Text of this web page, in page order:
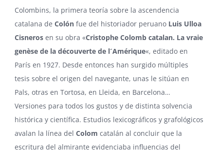
Colombins, la primera teoría sobre la ascendencia
catalana de Colón fue del historiador peruano Luis Ulloa
Cisneros en su obra «Cristophe Colomb catalan. La vraie
genèse de la découverte de l´Amérique«, editado en
París en 1927. Desde entonces han surgido múltiples
tesis sobre el origen del navegante, unas le sitúan en
Pals, otras en Tortosa, en Lleida, en Barcelona…
Versiones para todos los gustos y de distinta solvencia
histórica y científica. Estudios lexicográficos y grafológicos
avalan la línea del Colom catalán al concluir que la
escritura del almirante evidenciaba influencias del